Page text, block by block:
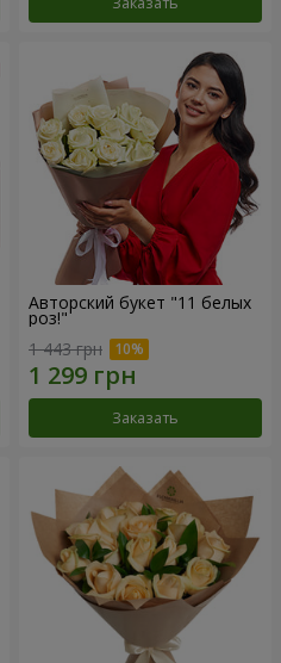
Авторский букет "11 белых
роз!"
1 443 грн
Заказать